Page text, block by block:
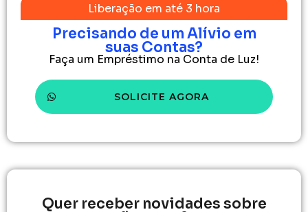
Liberação em até 3 hora
Precisando de um Alívio em
suas Contas?
Faça um Empréstimo na Conta de Luz!
SOLICITE AGORA
Quer receber novidades sobre